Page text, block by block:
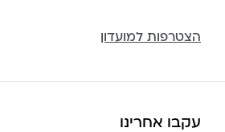
הצטרפות למועדון
עקבו אחרינו